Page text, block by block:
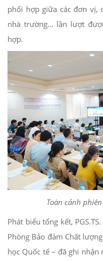
phối hợp giữa các đơn vị,
nhà trường… lần lượt
hợp.
Toàn cảnh
Phát biểu tổng kết,
Phòng Bảo đảm Chất
học Quốc tế – đã ghi